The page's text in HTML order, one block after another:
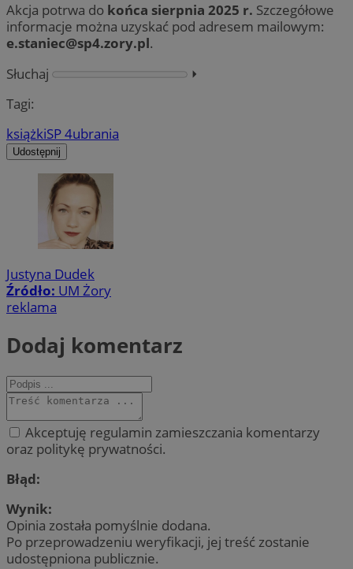
Akcja potrwa do końca sierpnia 2025 r. Szczegółowe
informacje można uzyskać pod adresem mailowym:
e.staniec@sp4.zory.pl.
Słuchaj
⏵︎
Tagi:
książkiSP 4ubrania
Udostępnij
Justyna Dudek
Źródło: UM Żory
reklama
Dodaj komentarz
Akceptuję regulamin zamieszczania komentarzy
oraz politykę prywatności.
Błąd:
Wynik:
Opinia została pomyślnie dodana.
Po przeprowadzeniu weryfikacji, jej treść zostanie
udostępniona publicznie.